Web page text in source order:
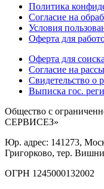
Политика
Согласие на
Условия
Оферта для
Оферта для
Согласие на
Свидетельство о
Выписка гос.
Общество с
СЕРВИСЕЗ»
Юр. адрес: 141273,
Григорково, тер.
ОГРН 1245000132002